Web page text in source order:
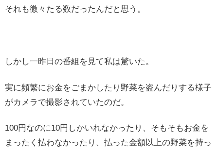
それも微々たる数だったんだと思う。
しかし一昨日の番組を見て私は驚いた。
実に頻繁にお金をごまかしたり野菜を盗んだりする様子
がカメラで撮影されていたのだ。
100円なのに10円しかいれなかったり、そもそもお金を
まったく払わなかったり、払った金額以上の野菜を持っ